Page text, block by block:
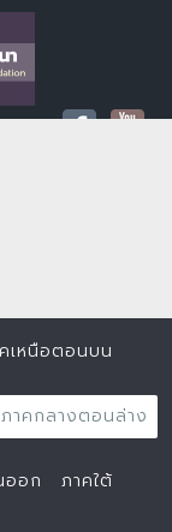
เหนือตอนบน
ภาคกลางตอนล่าง
ออก ภาคใต้